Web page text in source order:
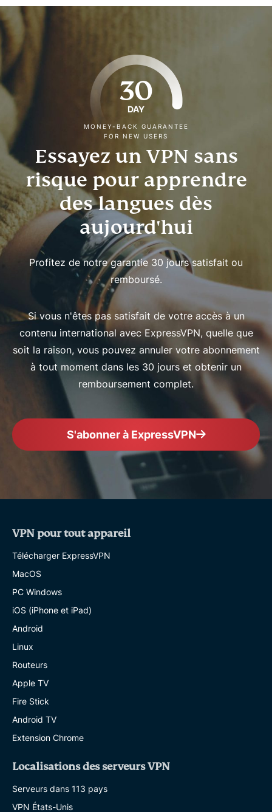
30
DAY
MONEY-BACK GUARANTEE
FOR NEW USERS
Essayez un VPN sans
risque pour apprendre
des langues dès
aujourd'hui
Profitez de notre garantie 30 jours satisfait ou
remboursé.
Si vous n'êtes pas satisfait de votre accès à un
contenu international avec ExpressVPN, quelle que
soit la raison, vous pouvez annuler votre abonnement
à tout moment dans les 30 jours et obtenir un
remboursement complet.
S'abonner à ExpressVPN
VPN pour tout appareil
Télécharger ExpressVPN
MacOS
PC Windows
iOS (iPhone et iPad)
Android
Linux
Routeurs
Apple TV
Fire Stick
Android TV
Extension Chrome
Localisations des serveurs VPN
Serveurs dans 113 pays
VPN États-Unis